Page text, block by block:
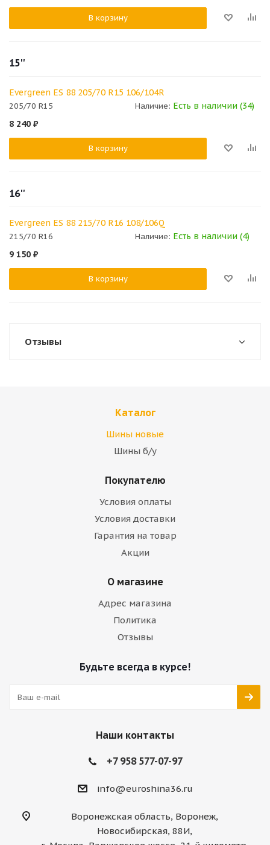
В корзину
15''
Evergreen ES 88 205/70 R15 106/104R
205/70 R15 Наличие: Есть в наличии (34)
8 240 ₽
В корзину
16''
Evergreen ES 88 215/70 R16 108/106Q
215/70 R16 Наличие: Есть в наличии (4)
9 150 ₽
В корзину
Отзывы
Каталог
Шины новые
Шины б/у
Покупателю
Условия оплаты
Условия доставки
Гарантия на товар
Акции
О магазине
Адрес магазина
Политика
Отзывы
Будьте всегда в курсе!
Наши контакты
+7 958 577-07-97
info@euroshina36.ru
Воронежская область, Воронеж,
Новосибирская, 88И,